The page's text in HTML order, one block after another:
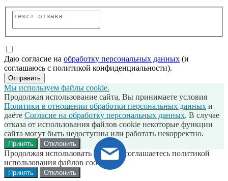
Даю согласие на обработку персональных данных (и
соглашаюсь с политикой конфиденциальности).
Отправить
Мы используем файлы cookie.
Продолжая использование сайта, Вы принимаете условия
Политики в отношении обработки персональных данных и
даёте Согласие на обработку персональных данных. В случае
отказа от использования файлов cookie некоторые функции
сайта могут быть недоступны или работать некорректно.
Принять Отклонить
Продолжая использовать сайт, вы соглашаетесь политикой
использования файлов cookie
Принять Отклонить